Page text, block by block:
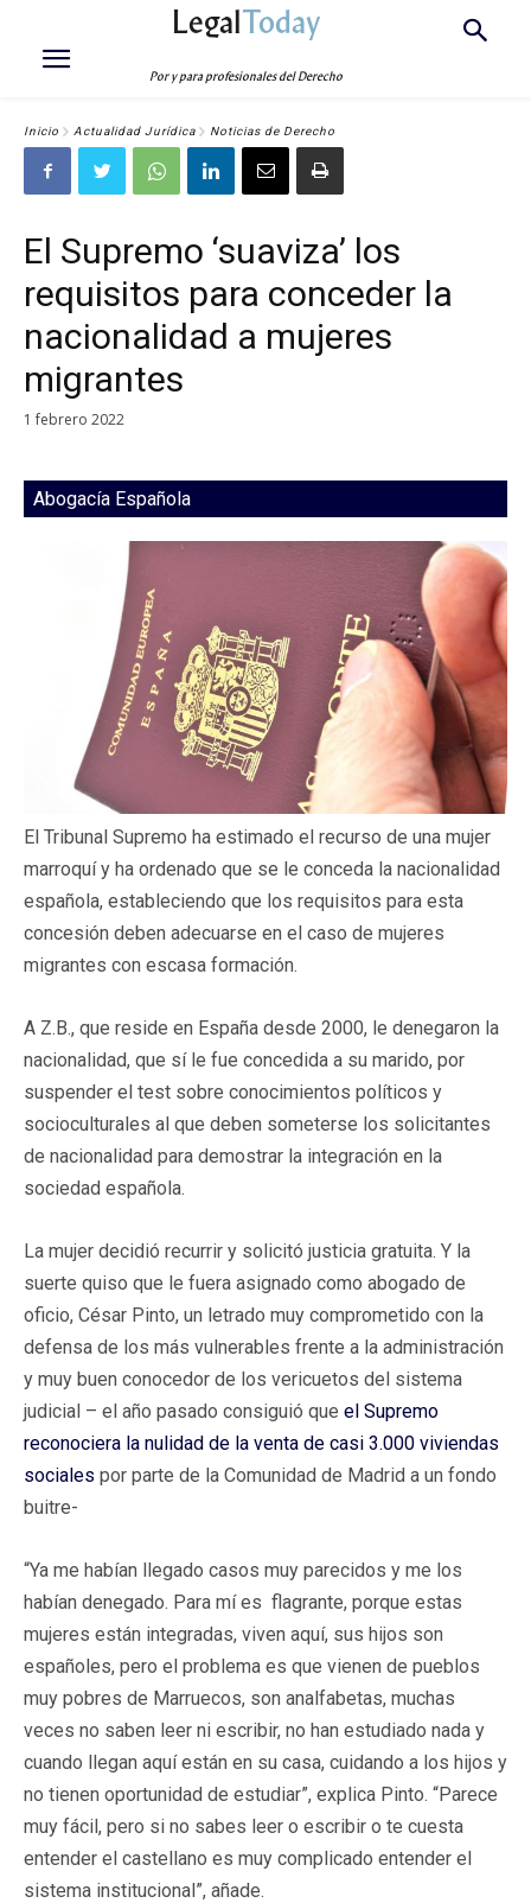
LegalToday
Por y para profesionales del Derecho
Inicio Actualidad Jurídica Noticias de Derecho
El Supremo ‘suaviza’ los
requisitos para conceder la
nacionalidad a mujeres
migrantes
1 febrero 2022
Abogacía Española
El Tribunal Supremo ha estimado el recurso de una mujer
marroquí y ha ordenado que se le conceda la nacionalidad
española, estableciendo que los requisitos para esta
concesión deben adecuarse en el caso de mujeres
migrantes con escasa formación.
A Z.B., que reside en España desde 2000, le denegaron la
nacionalidad, que sí le fue concedida a su marido, por
suspender el test sobre conocimientos políticos y
socioculturales al que deben someterse los solicitantes
de nacionalidad para demostrar la integración en la
sociedad española.
La mujer decidió recurrir y solicitó justicia gratuita. Y la
suerte quiso que le fuera asignado como abogado de
oficio, César Pinto, un letrado muy comprometido con la
defensa de los más vulnerables frente a la administración
y muy buen conocedor de los vericuetos del sistema
judicial – el año pasado consiguió que el Supremo
reconociera la nulidad de la venta de casi 3.000 viviendas
sociales por parte de la Comunidad de Madrid a un fondo
buitre-
“Ya me habían llegado casos muy parecidos y me los
habían denegado. Para mí es flagrante, porque estas
mujeres están integradas, viven aquí, sus hijos son
españoles, pero el problema es que vienen de pueblos
muy pobres de Marruecos, son analfabetas, muchas
veces no saben leer ni escribir, no han estudiado nada y
cuando llegan aquí están en su casa, cuidando a los hijos y
no tienen oportunidad de estudiar”, explica Pinto. “Parece
muy fácil, pero si no sabes leer o escribir o te cuesta
entender el castellano es muy complicado entender el
sistema institucional”, añade.